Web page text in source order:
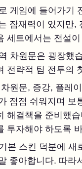
게임에 들어가기
잠재력이 있지만,
세트에서는 전설
차원문은 굉장했
전략적 팀 전투의
차원문, 증강, 플레
점점 쉬워지며 보
해결책을 준비했
투자해야 하도록
본 스킨 덕분에 새
좋아합니다. 따라